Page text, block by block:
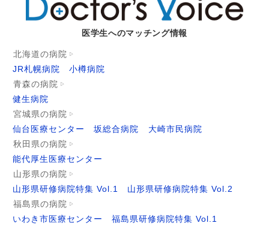
医学生へのマッチング情報
北海道の病院
JR札幌病院
小樽病院
青森の病院
健生病院
宮城県の病院
仙台医療センター
坂総合病院
大崎市民病院
秋田県の病院
能代厚生医療センター
山形県の病院
山形県研修病院特集 Vol.1
山形県研修病院特集 Vol.2
福島県の病院
いわき市医療センター
福島県研修病院特集 Vol.1